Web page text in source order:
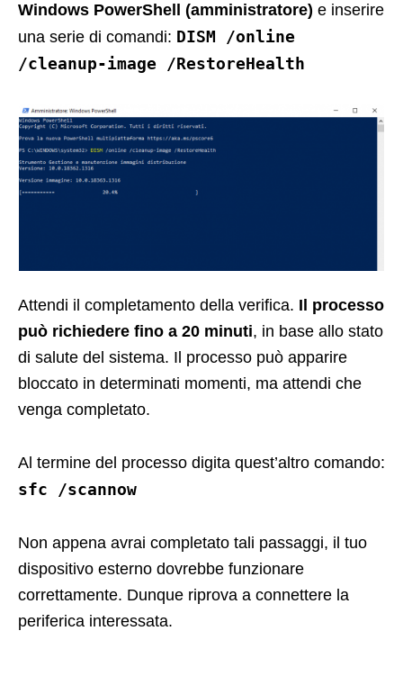
Windows PowerShell (amministratore) e inserire
una serie di comandi: DISM /online
/cleanup-image /RestoreHealth
Attendi il completamento della verifica. Il processo
può richiedere fino a 20 minuti, in base allo stato
di salute del sistema. Il processo può apparire
bloccato in determinati momenti, ma attendi che
venga completato.
Al termine del processo digita quest’altro comando:
sfc /scannow
Non appena avrai completato tali passaggi, il tuo
dispositivo esterno dovrebbe funzionare
correttamente. Dunque riprova a connettere la
periferica interessata.